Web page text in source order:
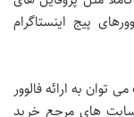
پیج اینستاگرام
به ارائه فالوور
سایت های مرجع خرید